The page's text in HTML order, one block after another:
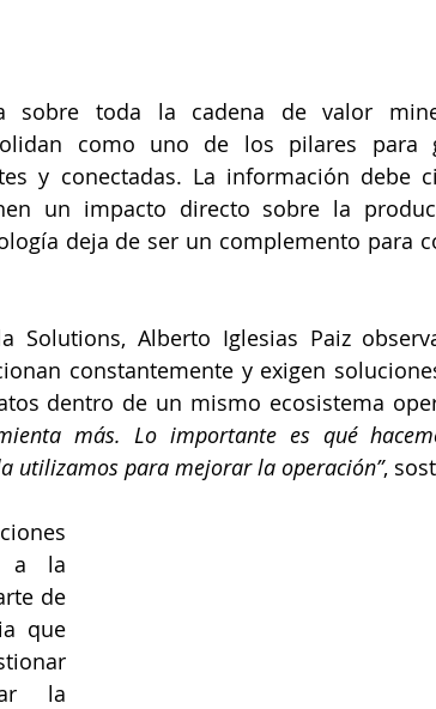
sobre toda la cadena de valor
como uno de los pilares para
y conectadas. La información debe
un impacto directo sobre la
deja de ser un complemento para
Solutions, Alberto Iglesias Paiz
constantemente y exigen
dentro de un mismo ecosistema
más. Lo importante es qué
utilizamos para mejorar la operación”,
a la
de
que
la